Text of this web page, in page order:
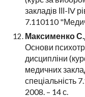
закладів ІІІ-ІV
7.110110
Максименко
Основи
дисципліни
медичних
спеціальність
2008. – 14 с.